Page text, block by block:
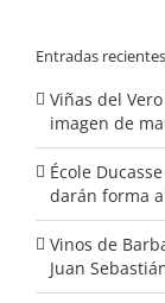
Entradas recientes
Viñas del
imagen de
École
darán forma
Vinos de
Juan